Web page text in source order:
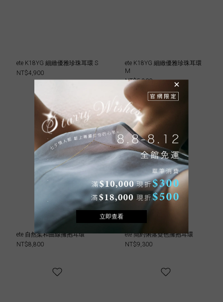
ete K18YG 細緻優雅珍珠耳環 S
NT$4,900
ete K18YG 細緻優雅珍珠耳環
M
NT$5,200
ete 自然柔和曲線擁抱耳環
NT$8,800
ete 簡約俐落雙色擁抱耳環
NT$9,300